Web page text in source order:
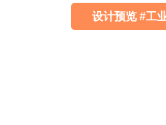
设计预览 #工